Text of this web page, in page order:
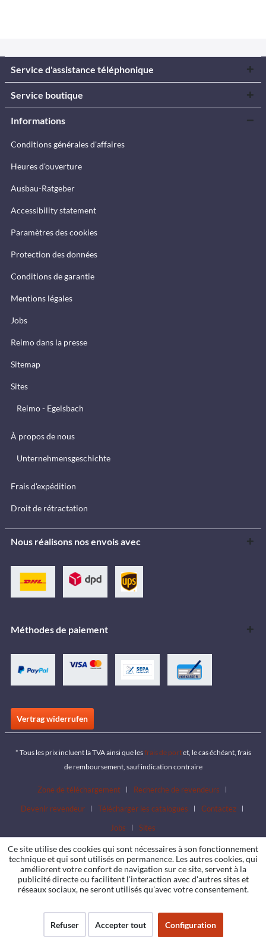
Service d'assistance téléphonique
Service boutique
Informations
Conditions générales d'affaires
Heures d'ouverture
Ausbau-Ratgeber
Accessibility statement
Paramètres des cookies
Protection des données
Conditions de garantie
Mentions légales
Jobs
Reimo dans la presse
Sitemap
Sites
Reimo - Egelsbach
À propos de nous
Unternehmensgeschichte
Frais d'expédition
Droit de rétractation
Nous réalisons nos envois avec
Méthodes de paiement
Vertrag widerrufen
* Tous les prix incluent la TVA ainsi que lesfrais de portet, le cas échéant, frais
de remboursement, sauf indication contraire
Zone de téléchargement
Recherche de revendeurs
Devenir revendeur
Télécharger les catalogues
Contactez
Jobs
Sites
Ce site utilise des cookies qui sont nécessaires à son fonctionnement
technique et qui sont utilisés en permanence. Les autres cookies, qui
améliorent votre confort de navigation sur ce site, servent à la
publicité directe ou facilitent l'interaction avec d'autres sites et
réseaux sociaux, ne seront utilisés qu'avec votre consentement.
Refuser Accepter tout Configuration